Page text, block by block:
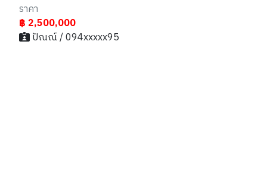
ราคา
฿ 2,500,000
ปัณณ์ / 094xxxxx95